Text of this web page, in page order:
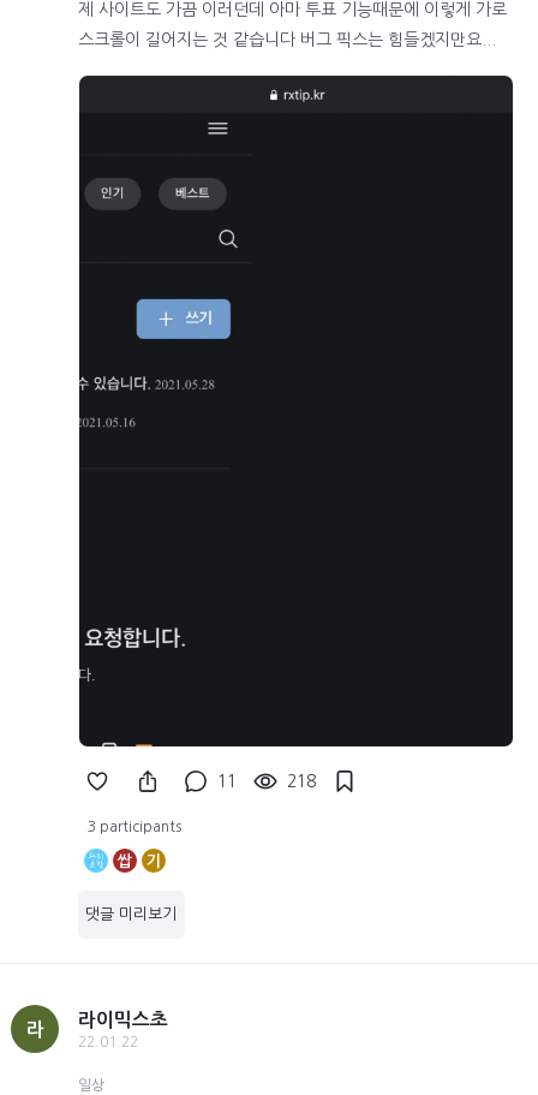
제 사이트도 가끔 이러던데 아마 투표 기능때문에 이렇게 가로
스크롤이 길어지는 것 같습니다 버그 픽스는 힘들겠지만요...
11 218
3 participants
쌉 기
댓글 미리보기
라
라이믹스초
22.01.22
일상